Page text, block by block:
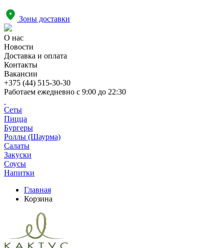
Зоны доставки
О нас
Новости
Доставка и оплата
Контакты
Вакансии
+375 (44) 515-30-30
Работаем ежедневно с 9:00 до 22:30
Сеты
Пицца
Бургеры
Роллы (Шаурма)
Салаты
Закуски
Соусы
Напитки
Главная
Корзина